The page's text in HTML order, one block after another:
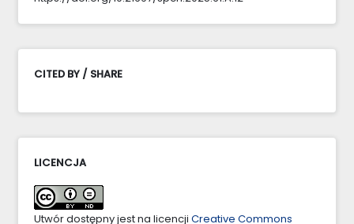
CITED BY / SHARE
LICENCJA
Utwór dostępny jest na licencji Creative Commons